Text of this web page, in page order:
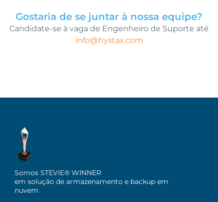
Gostaria de se juntar à nossa equipe?
Candidate-se à vaga de Engenheiro de Suporte até
info@hystax.com
Somos STEVIE® WINNER
em solução de armazenamento e backup em
nuvem